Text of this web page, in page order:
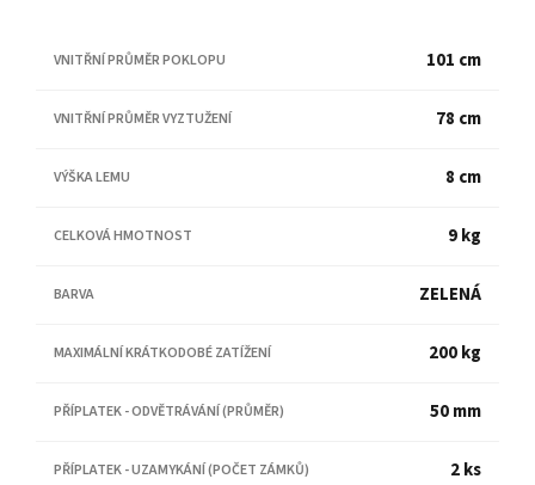
VNITŘNÍ PRŮMĚR POKLOPU 101 cm
VNITŘNÍ PRŮMĚR VYZTUŽENÍ 78 cm
VÝŠKA LEMU 8 cm
CELKOVÁ HMOTNOST 9 kg
BARVA ZELENÁ
MAXIMÁLNÍ KRÁTKODOBÉ ZATÍŽENÍ 200 kg
PŘÍPLATEK - ODVĚTRÁVÁNÍ (PRŮMĚR) 50 mm
PŘÍPLATEK - UZAMYKÁNÍ (POČET ZÁMKŮ) 2 ks